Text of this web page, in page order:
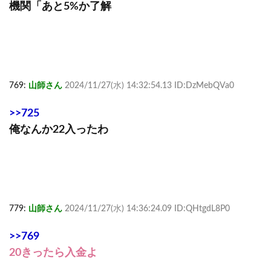
機関「あと5%か了解
769: 山師さん 2024/11/27(水) 14:32:54.13 ID:DzMebQVa0
>>725
俺なんか22入ったわ
779: 山師さん 2024/11/27(水) 14:36:24.09 ID:QHtgdL8P0
>>769
20きったら入金よ